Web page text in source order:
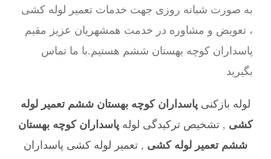
به صورت شبانه روزی جهت خدمات تعمیر لوله کشی
، تعویض و مشاوره در خدمت همشهریان عزیز مقیم
پاسداران کوچه بهستان ششم هستیم.با ما تماس
بگیرید
لوله بازکنی پاسداران کوچه بهستان ششم تعمیر لوله
کشی , تشخیص ترکیدگی لوله پاسداران کوچه بهستان
ششم تعمیر لوله کشی , تعمیر لوله کشی پاسداران